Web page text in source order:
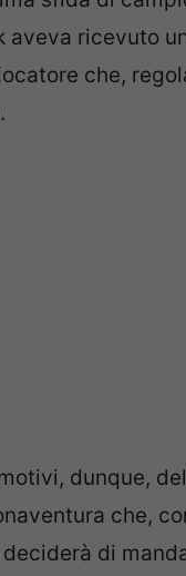
aveva ricevuto
che,
dunque,
che,
di